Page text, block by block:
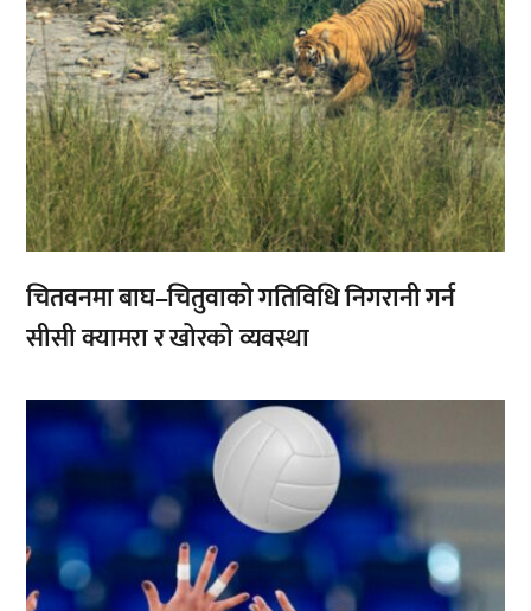
चितवनमा बाघ–चितुवाको गतिविधि निगरानी गर्न
सीसी क्यामरा र खोरको व्यवस्था
,